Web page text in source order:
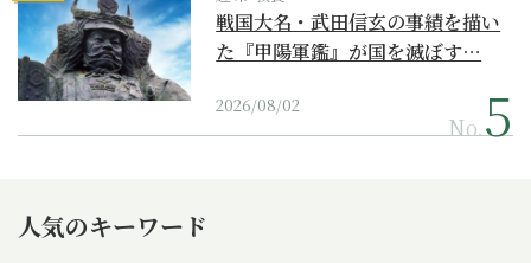
戦国大名・武田信玄の事績を描い
た『甲陽軍鑑』が国を滅ぼす…
2026/08/02
No.
人気のキーワード